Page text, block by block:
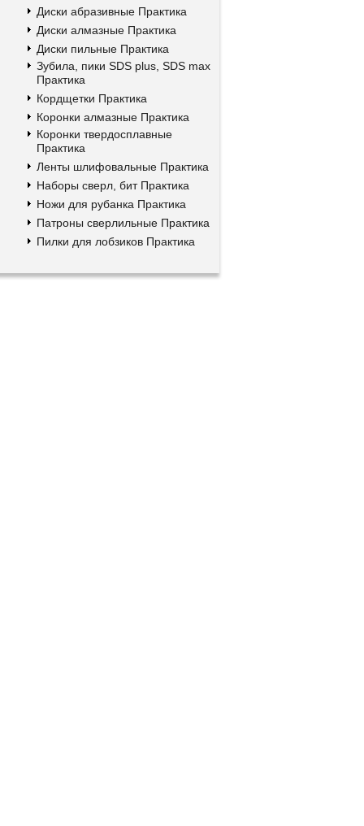
Диски абразивные Практика
Диски алмазные Практика
Диски пильные Практика
Зубила, пики SDS plus, SDS max
Практика
Кордщетки Практика
Коронки алмазные Практика
Коронки твердосплавные
Практика
Ленты шлифовальные Практика
Наборы сверл, бит Практика
Ножи для рубанка Практика
Патроны сверлильные Практика
Пилки для лобзиков Практика